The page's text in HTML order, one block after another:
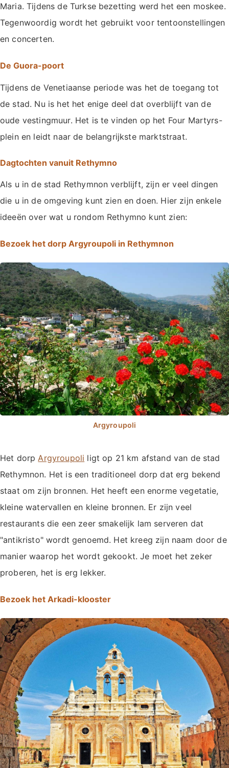
Maria. Tijdens de Turkse bezetting werd het een moskee.
Tegenwoordig wordt het gebruikt voor tentoonstellingen
en concerten.
De Guora-poort
Tijdens de Venetiaanse periode was het de toegang tot
de stad. Nu is het het enige deel dat overblijft van de
oude vestingmuur. Het is te vinden op het Four Martyrs-
plein en leidt naar de belangrijkste marktstraat.
Dagtochten vanuit Rethymno
Als u in de stad Rethymnon verblijft, zijn er veel dingen
die u in de omgeving kunt zien en doen. Hier zijn enkele
ideeën over wat u rondom Rethymno kunt zien:
Bezoek het dorp Argyroupoli in Rethymnon
Het dorpArgyroupoli ligt op 21 km afstand van de stad
Rethymnon. Het is een traditioneel dorp dat erg bekend
staat om zijn bronnen. Het heeft een enorme vegetatie,
kleine watervallen en kleine bronnen. Er zijn veel
restaurants die een zeer smakelijk lam serveren dat
"antikristo" wordt genoemd. Het kreeg zijn naam door de
manier waarop het wordt gekookt. Je moet het zeker
proberen, het is erg lekker.
Bezoek het Arkadi-klooster